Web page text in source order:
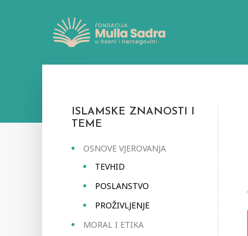
ISLAMSKE ZNANOSTI I
TEME
OSNOVE VJEROVANJA
TEVHID
POSLANSTVO
PROŽIVLJENJE
MORAL I ETIKA